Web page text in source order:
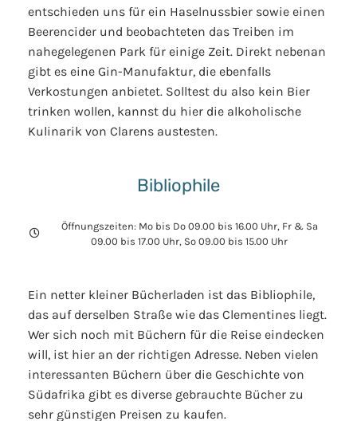
entschieden uns für ein Haselnussbier sowie einen
Beerencider und beobachteten das Treiben im
nahegelegenen Park für einige Zeit. Direkt nebenan
gibt es eine Gin-Manufaktur, die ebenfalls
Verkostungen anbietet. Solltest du also kein Bier
trinken wollen, kannst du hier die alkoholische
Kulinarik von Clarens austesten.
Bibliophile
Öffnungszeiten: Mo bis Do 09.00 bis 16.00 Uhr, Fr & Sa
09.00 bis 17.00 Uhr, So 09.00 bis 15.00 Uhr
Ein netter kleiner Bücherladen ist das Bibliophile,
das auf derselben Straße wie das Clementines liegt.
Wer sich noch mit Büchern für die Reise eindecken
will, ist hier an der richtigen Adresse. Neben vielen
interessanten Büchern über die Geschichte von
Südafrika gibt es diverse gebrauchte Bücher zu
sehr günstigen Preisen zu kaufen.